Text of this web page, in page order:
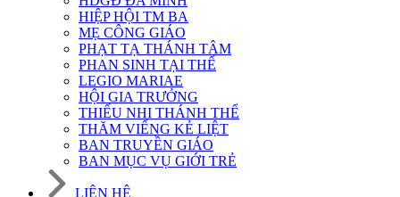
HIỆP HỘI TM BA
MẸ CÔNG GIÁO
PHẠT TẠ THÁNH TÂM
PHAN SINH TẠI THẾ
LEGIO MARIAE
HỘI GIA TRƯỞNG
THIẾU NHI THÁNH THỂ
THĂM VIẾNG KẺ LIỆT
BAN TRUYỀN GIÁO
BAN MỤC VỤ GIỚI TRẺ
LIÊN HỆ